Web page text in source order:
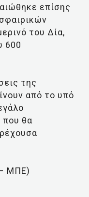
επίσης
του Δία,
600
της
από το υπό
που θα
ΜΠΕ)